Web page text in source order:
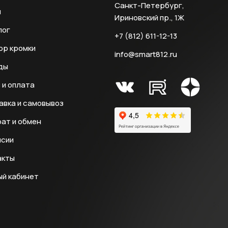
кромки
и оплата
и самовывоз
и обмен
кабинет
Санкт-Петербург,
Ириновский пр., 1Ж
+7 (812) 611-12-13
info@smart812.ru